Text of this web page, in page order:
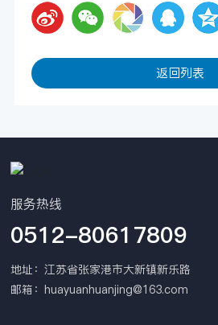
返回列表
服务热线
0512-80617809
地址：江苏省张家港市大新镇新乐路
邮箱：huayuanhuanjing@163.com